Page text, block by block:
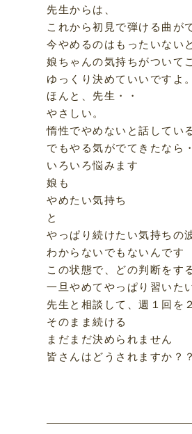
先生からは、
これから初見で弾ける曲が
今やめるのはもったいない
娘ちゃんの気持ちがついて
ゆっくり決めていいですよ
ほんと、先生・・
やさしい。
惰性でやめないと話してい
でもやる気がでてきたなら
いろいろ悩みます
娘も
やめたい気持ち
と
やっぱり続けたい気持ちの
わからないでもないんです
この状態で、どの判断をす
一旦やめてやっぱり習いた
先生と相談して、週１回を
そのまま続ける
まだまだ決められません
皆さんはどうされますか？？